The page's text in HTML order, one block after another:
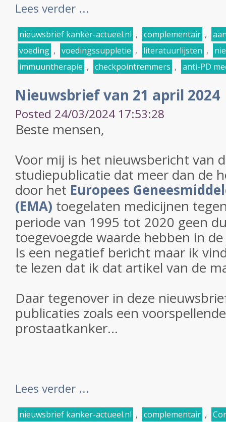
Lees verder ...
nieuwsbrief kanker-actueel.nl , complementair ,
voeding , voedingssuppletie , literatuurlijsten ,
immuuntherapie , checkpointremmers , anti-PD
Nieuwsbrief van 21 april 2024
Posted 24/03/2024 17:53:28
Beste mensen,
Voor mij is het nieuwsbericht van
studiepublicatie dat meer dan de
door het Europees
(EMA) toegelaten medicijnen
periode van 1995 tot 2020 geen
toegevoegde waarde hebben in
Is een negatief bericht maar ik
te lezen dat ik dat artikel van de
Daar tegenover in deze
publicaties zoals een
prostaatkanker...
Lees verder ...
nieuwsbrief kanker-actueel.nl , complementair ,